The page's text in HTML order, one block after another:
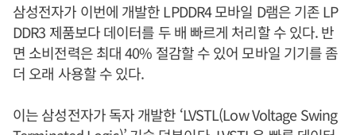
삼성전자가 이번에 개발한 LPDDR4 모바일 D램은 기존 LP
DDR3 제품보다 데이터를 두 배 빠르게 처리할 수 있다. 반
면 소비전력은 최대 40% 절감할 수 있어 모바일 기기를 좀
더 오래 사용할 수 있다.
이는 삼성전자가 독자 개발한 ‘LVSTL(Low Voltage Swing